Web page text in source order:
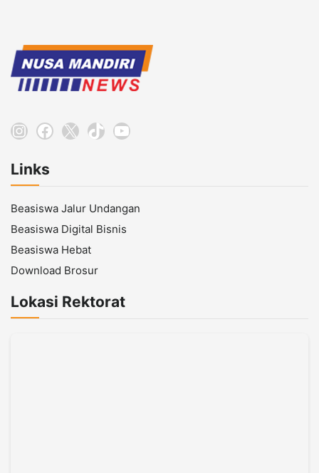
Instagram
Facebook
X TikTokYouTube
Links
Beasiswa Jalur Undangan
Beasiswa Digital Bisnis
Beasiswa Hebat
Download Brosur
Lokasi Rektorat